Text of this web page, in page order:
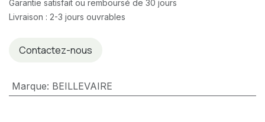
Garantie satisfait ou remboursé de 30 jours
Livraison : 2-3 jours ouvrables
Contactez-nous
Marque: BEILLEVAIRE